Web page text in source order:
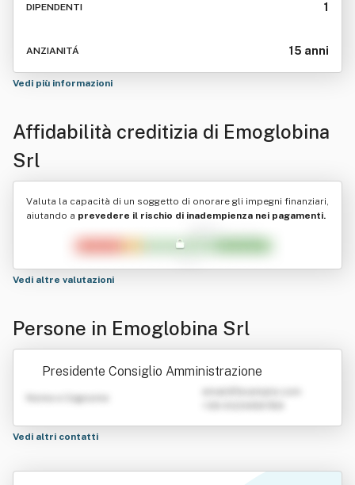
DIPENDENTI 1
ANZIANITÁ 15 anni
Vedi più informazioni
Affidabilità creditizia di Emoglobina
Srl
Valuta la capacità di un soggetto di onorare gli impegni finanziari,
aiutando a prevedere il rischio di inadempienza nei pagamenti.
Vedi altre valutazioni
Persone in Emoglobina Srl
Presidente Consiglio Amministrazione
Nome e Cognome
Vedi altri contatti